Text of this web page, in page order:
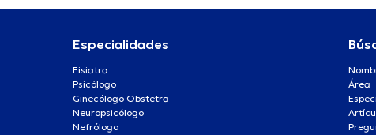
Especialidades
Fisiatra
Psicólogo
Ginecólogo Obstetra
Neuropsicólogo
Nefrólogo
Área